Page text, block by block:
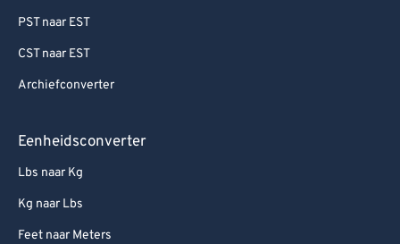
PST naar EST
CST naar EST
Archiefconverter
Eenheidsconverter
Lbs naar Kg
Kg naar Lbs
Feet naar Meters